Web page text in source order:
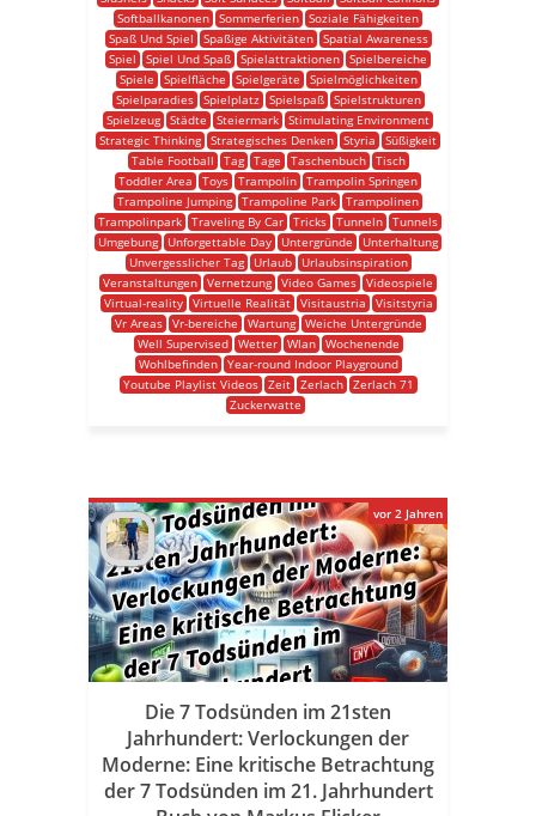
Softballkanonen Sommerferien Soziale Fähigkeiten
Spaß Und Spiel
Spaßige Aktivitäten
Spatial Awareness
Spiel
Spiel Und Spaß Spielattraktionen Spielbereiche
Spiele
Spielfläche Spielgeräte
Spielmöglichkeiten
Spielparadies
Spielplatz Spielspaß
Spielstrukturen
Spielzeug Städte Steiermark Stimulating Environment
Strategic Thinking Strategisches Denken Styria
Süßigkeit
Table Football
Tag Tage Taschenbuch
Tisch
Toddler Area
Toys Trampolin Trampolin Springen
Trampoline Jumping Trampoline Park Trampolinen
Trampolinpark Traveling By Car Tricks Tunneln Tunnels
Umgebung
Unforgettable Day Untergründe
Unterhaltung
Unvergesslicher Tag
Urlaub
Urlaubsinspiration
Veranstaltungen Vernetzung Video Games Videospiele
Virtual-reality
Virtuelle Realität Visitaustria
Visitstyria
Vr Areas
Vr-bereiche Wartung
Weiche Untergründe
Well Supervised
Wetter Wlan
Wochenende
Wohlbefinden
Year-round Indoor Playground
Youtube Playlist Videos
Zeit Zerlach
Zerlach 71
Zuckerwatte
Die 7 Todsünden im 21sten
Jahrhundert: Verlockungen der
Moderne: Eine kritische Betrachtung
der 7 Todsünden im 21. Jahrhundert
vor 2 Jahren